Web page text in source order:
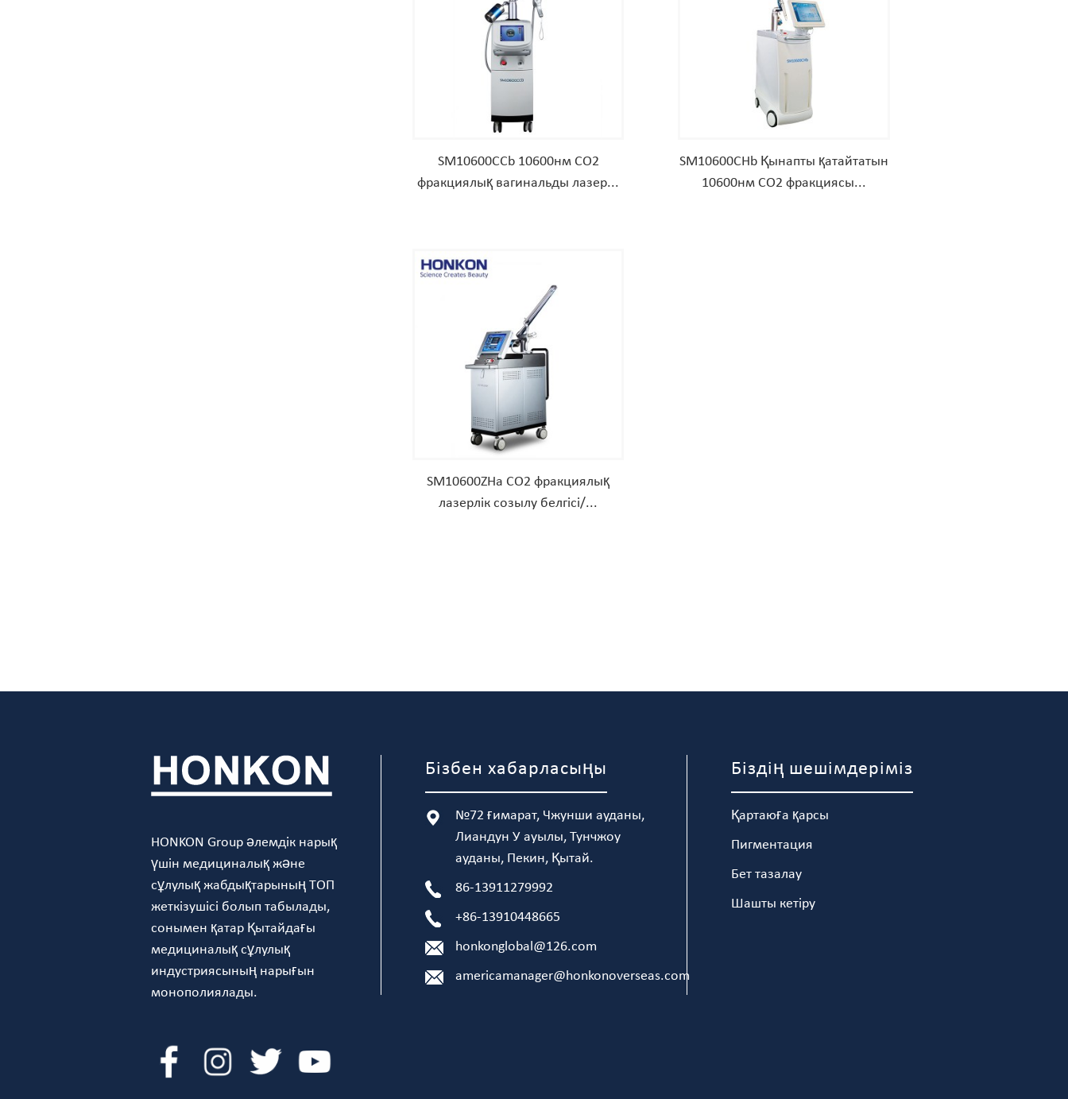
SM10600CCb 10600нм CO2
фракциялық вагинальды лазер...
SM10600CHb Қынапты қатайтатын
10600нм CO2 фракциясы...
SM10600ZHa CO2 фракциялық
лазерлік созылу белгісі/...
HONKON Group әлемдік нарық
үшін медициналық және
сұлулық жабдықтарының ТОП
жеткізушісі болып табылады,
сонымен қатар Қытайдағы
медициналық сұлулық
индустриясының нарығын
монополиялады.
Бізбен хабарласыңы
№72 ғимарат, Чжунши ауданы,
Лиандун У ауылы, Тунчжоу
ауданы, Пекин, Қытай.
86-13911279992
+86-13910448665
honkonglobal@126.com
americamanager@honkonoverseas.com
Біздің шешімдеріміз
Қартаюға қарсы
Пигментация
Бет тазалау
Шашты кетіру